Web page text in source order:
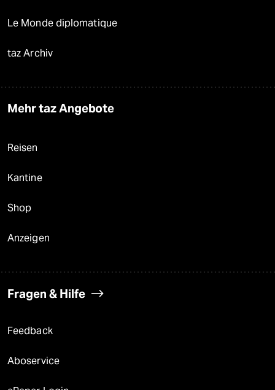
Le Monde diplomatique
taz Archiv
Mehr taz Angebote
Reisen
Kantine
Shop
Anzeigen
Fragen & Hilfe
Feedback
Aboservice